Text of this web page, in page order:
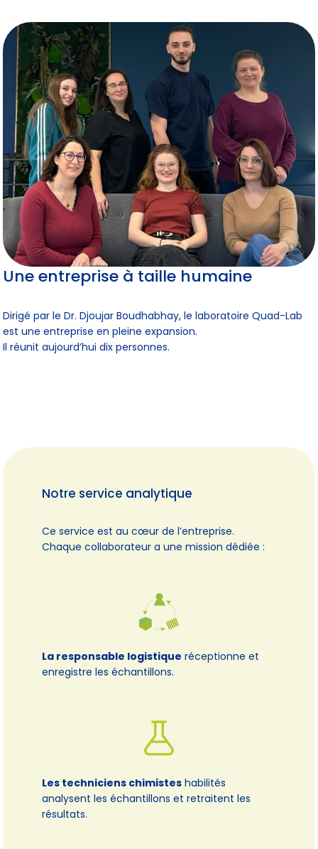
Une entreprise à taille humaine
Dirigé par le Dr. Djoujar Boudhabhay, le laboratoire Quad-Lab
est une entreprise en pleine expansion.
Il réunit aujourd’hui dix personnes.
Notre service analytique
Ce service est au cœur de l’entreprise.
Chaque collaborateur a une mission dédiée :
La responsable logistique réceptionne et
enregistre les échantillons.
Les techniciens chimisteshabilités
analysent les échantillons et retraitent les
résultats.